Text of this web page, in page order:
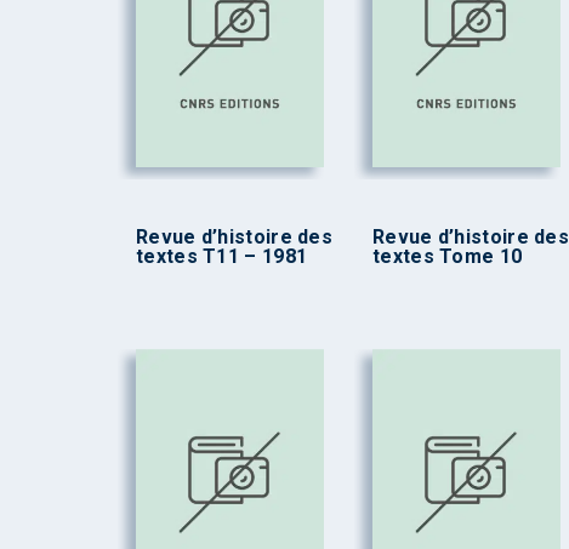
Revue d’histoire des
textes T11 – 1981
Revue d’histoire des
textes Tome 10